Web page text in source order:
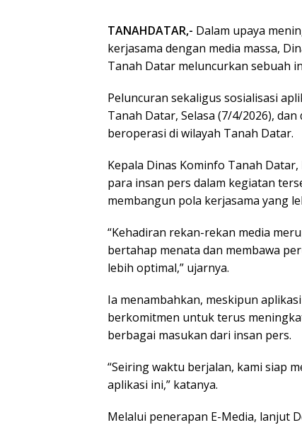
TANAHDATAR,- Dalam upaya
kerjasama dengan media massa,
Tanah Datar meluncurkan sebuah
Peluncuran sekaligus sosialisasi
Tanah Datar, Selasa (7/4/2026),
beroperasi di wilayah Tanah Datar.
Kepala Dinas Kominfo Tanah
para insan pers dalam kegiatan
membangun pola kerjasama yang
“Kehadiran rekan-rekan media
bertahap menata dan membawa
lebih optimal,” ujarnya.
Ia menambahkan, meskipun
berkomitmen untuk terus
berbagai masukan dari insan pers.
“Seiring waktu berjalan, kami siap
aplikasi ini,” katanya.
Melalui penerapan E-Media, lanjut